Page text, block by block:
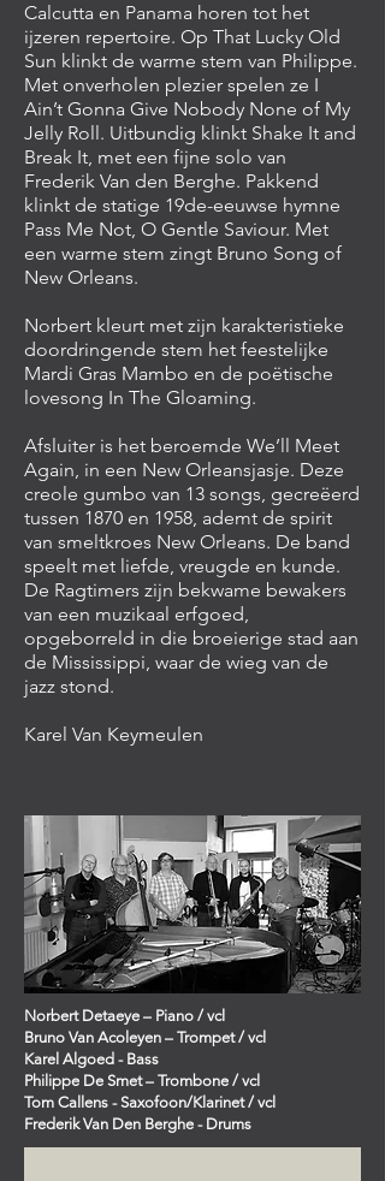
Calcutta en Panama horen tot het
ijzeren repertoire. Op That Lucky Old
Sun klinkt de warme stem van Philippe.
Met onverholen plezier spelen ze I
Ain’t Gonna Give Nobody None of My
Jelly Roll. Uitbundig klinkt Shake It and
Break It, met een fijne solo van
Frederik Van den Berghe. Pakkend
klinkt de statige 19de-eeuwse hymne
Pass Me Not, O Gentle Saviour. Met
een warme stem zingt Bruno Song of
New Orleans.
Norbert kleurt met zijn karakteristieke
doordringende stem het feestelijke
Mardi Gras Mambo en de poëtische
lovesong In The Gloaming.
Afsluiter is het beroemde We’ll Meet
Again, in een New Orleansjasje. Deze
creole gumbo van 13 songs, gecreëerd
tussen 1870 en 1958, ademt de spirit
van smeltkroes New Orleans. De band
speelt met liefde, vreugde en kunde.
De Ragtimers zijn bekwame bewakers
van een muzikaal erfgoed,
opgeborreld in die broeierige stad aan
de Mississippi, waar de wieg van de
jazz stond.
Karel Van Keymeulen
Norbert Detaeye – Piano / vcl
Bruno Van Acoleyen – Trompet / vcl
Karel Algoed - Bass
Philippe De Smet – Trombone / vcl
Tom Callens - Saxofoon/Klarinet / vcl
Frederik Van Den Berghe - Drums